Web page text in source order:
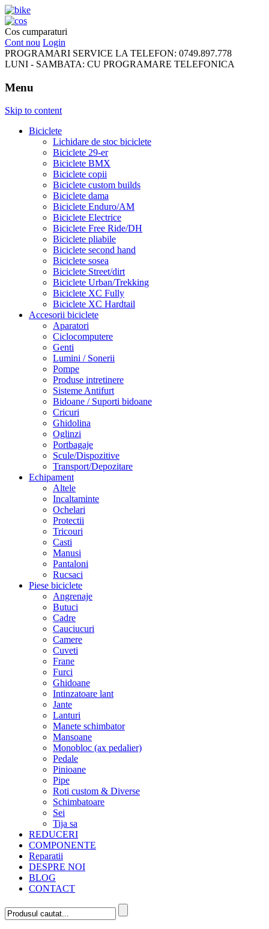
FreeRideBikes
Cos cumparaturi
Cont nou Login
PROGRAMARI SERVICE LA TELEFON: 0749.897.778
LUNI - SAMBATA: CU PROGRAMARE TELEFONICA
Menu
Skip to content
Biciclete
Lichidare de stoc biciclete
Biciclete 29-er
Biciclete BMX
Biciclete copii
Biciclete custom builds
Biciclete dama
Biciclete Enduro/AM
Biciclete Electrice
Biciclete Free Ride/DH
Biciclete pliabile
Biciclete second hand
Biciclete sosea
Biciclete Street/dirt
Biciclete Urban/Trekking
Biciclete XC Fully
Biciclete XC Hardtail
Accesorii biciclete
Aparatori
Ciclocomputere
Genti
Lumini / Sonerii
Pompe
Produse intretinere
Sisteme Antifurt
Bidoane / Suporti bidoane
Cricuri
Ghidolina
Oglinzi
Portbagaje
Scule/Dispozitive
Transport/Depozitare
Echipament
Altele
Incaltaminte
Ochelari
Protectii
Tricouri
Casti
Manusi
Pantaloni
Rucsaci
Piese biciclete
Angrenaje
Butuci
Cadre
Cauciucuri
Camere
Cuveti
Frane
Furci
Ghidoane
Intinzatoare lant
Jante
Lanturi
Manete schimbator
Mansoane
Monobloc (ax pedalier)
Pedale
Pinioane
Pipe
Roti custom & Diverse
Schimbatoare
Sei
Tija sa
REDUCERI
COMPONENTE
Reparatii
DESPRE NOI
BLOG
CONTACT